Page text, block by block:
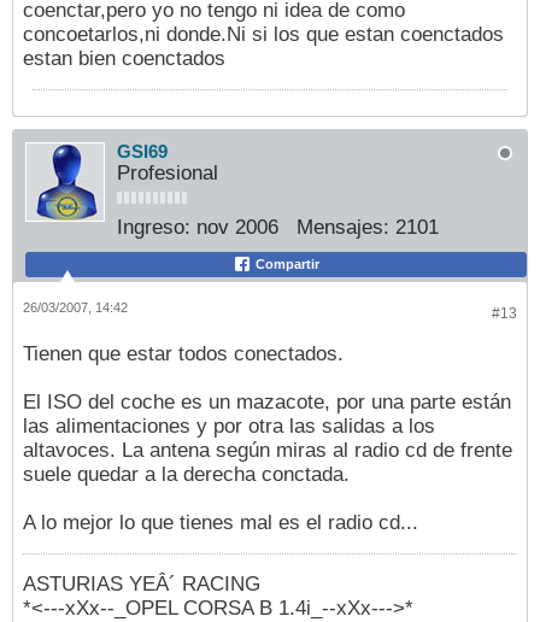
coenctar,pero yo no tengo ni idea de como
concoetarlos,ni donde.Ni si los que estan coenctados
estan bien coenctados
GSI69
Profesional
Ingreso: nov 2006 Mensajes: 2101
Compartir
#13
26/03/2007, 14:42
Tienen que estar todos conectados.
El ISO del coche es un mazacote, por una parte están
las alimentaciones y por otra las salidas a los
altavoces. La antena según miras al radio cd de frente
suele quedar a la derecha conctada.
A lo mejor lo que tienes mal es el radio cd...
ASTURIAS YEÂ´ RACING
*<---xXx--_OPEL CORSA B 1.4i_--xXx--->*